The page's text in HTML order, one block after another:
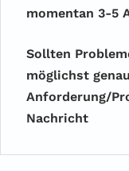
momentan 3-5
Sollten
möglichst
Anforderung/
Nachricht